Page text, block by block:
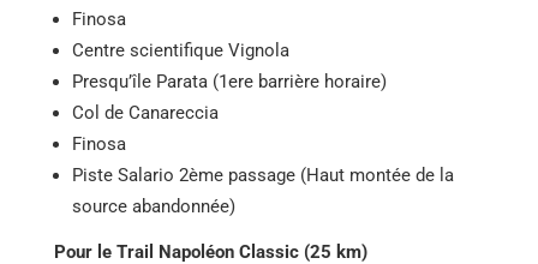
Finosa
Centre scientifique Vignola
Presqu’île Parata (1ere barrière horaire)
Col de Canareccia
Finosa
Piste Salario 2ème passage (Haut montée de la
source abandonnée)
Pour le Trail Napoléon Classic (25 km)